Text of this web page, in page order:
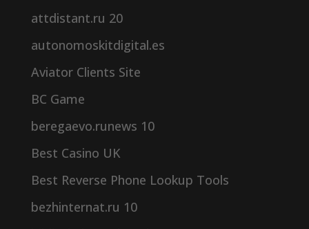
attdistant.ru 20
autonomoskitdigital.es
Aviator Clients Site
BC Game
beregaevo.runews 10
Best Casino UK
Best Reverse Phone Lookup Tools
bezhinternat.ru 10